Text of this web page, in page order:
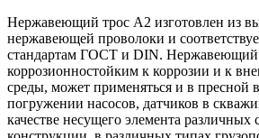
Нержавеющий трос А2 изготовлен из
нержавеющей проволоки и
стандартам ГОСТ и DIN. Нержавеющий
коррозионностойким к коррозии и к
среды, может применяться и в пресной
погружении насосов, датчиков в
качестве несущего элемента различных